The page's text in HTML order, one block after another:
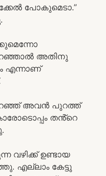
പോകുമെടാ.”
അതിനു
എന്നാണ്
പറഞ്ഞ് അവൻ പുറത്ത്
തൻ്റെ
വഴിക്ക് ഉണ്ടായ
എല്ലാം കേട്ടു